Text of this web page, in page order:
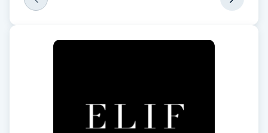
Träning
Tvätt & Fön